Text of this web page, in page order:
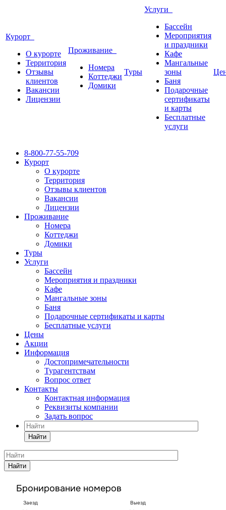
Курорт
О курорте
Территория
Отзывы
клиентов
Вакансии
Лицензии
Проживание
Номера
Коттеджи
Домики
Туры
Услуги
Бассейн
Мероприятия
и праздники
Кафе
Мангальные
зоны
Баня
Подарочные
сертификаты
и карты
Бесплатные
услуги
8-800-77-55-709
Курорт
О курорте
Территория
Отзывы клиентов
Вакансии
Лицензии
Проживание
Номера
Коттеджи
Домики
Туры
Услуги
Бассейн
Мероприятия и праздники
Кафе
Мангальные зоны
Баня
Подарочные сертификаты и карты
Бесплатные услуги
Цены
Акции
Информация
Достопримечательности
Турагентствам
Вопрос ответ
Контакты
Контактная информация
Реквизиты компании
Задать вопрос
Найти
Найти